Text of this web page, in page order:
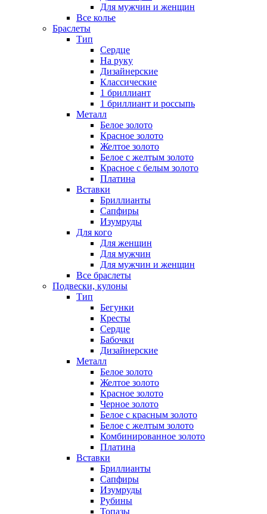
Для мужчин и женщин
Все колье
Браслеты
Тип
Сердце
На руку
Дизайнерские
Классические
1 бриллиант
1 бриллиант и россыпь
Металл
Белое золото
Красное золото
Желтое золото
Белое с желтым золото
Красное с белым золото
Платина
Вставки
Бриллианты
Сапфиры
Изумруды
Для кого
Для женщин
Для мужчин
Для мужчин и женщин
Все браслеты
Подвески, кулоны
Тип
Бегунки
Кресты
Сердце
Бабочки
Дизайнерские
Металл
Белое золото
Желтое золото
Красное золото
Черное золото
Белое с красным золото
Белое с желтым золото
Комбинированное золото
Платина
Вставки
Бриллианты
Сапфиры
Изумруды
Рубины
Топазы